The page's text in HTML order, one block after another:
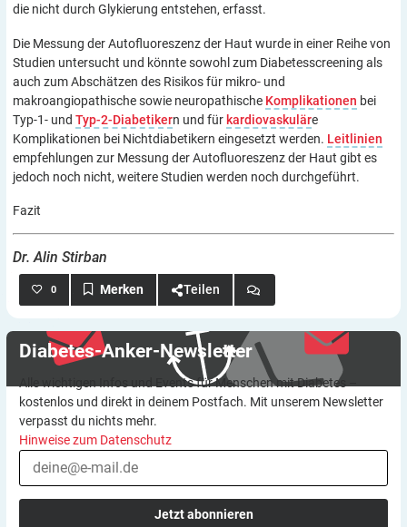
die nicht durch Glykierung entstehen, erfasst.
Die Messung der Autofluoreszenz der Haut wurde in einer Reihe von
Studien untersucht und könnte sowohl zum Diabetesscreening als
auch zum Abschätzen des Risikos für mikro- und
makroangiopathische sowie neuropathische Komplikationen bei
Typ-1- und Typ-2-Diabetikern und für kardiovaskuläre
Komplikationen bei Nichtdiabetikern eingesetzt werden. Leitlinien
empfehlungen zur Messung der Autofluoreszenz der Haut gibt es
jedoch noch nicht, weitere Studien werden noch durchgeführt.
Fazit
Dr. Alin Stirban
0 Teilen
Diabetes-Anker-Newsletter
Alle wichtigen Infos und Events für Menschen mit Diabetes –
kostenlos und direkt in deinem Postfach. Mit unserem Newsletter
verpasst du nichts mehr.
Hinweise zum Datenschutz
Jetzt abonnieren